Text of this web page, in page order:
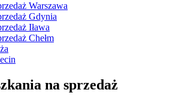
Warszawa
Gdynia
Iława
Chełm
na sprzedaż